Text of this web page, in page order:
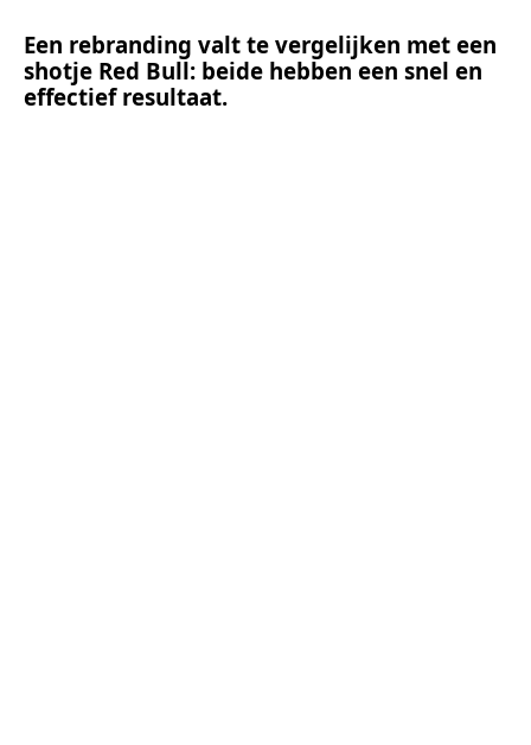
Een rebranding valt te vergelijken met een
shotje Red Bull: beide hebben een snel en
effectief resultaat.